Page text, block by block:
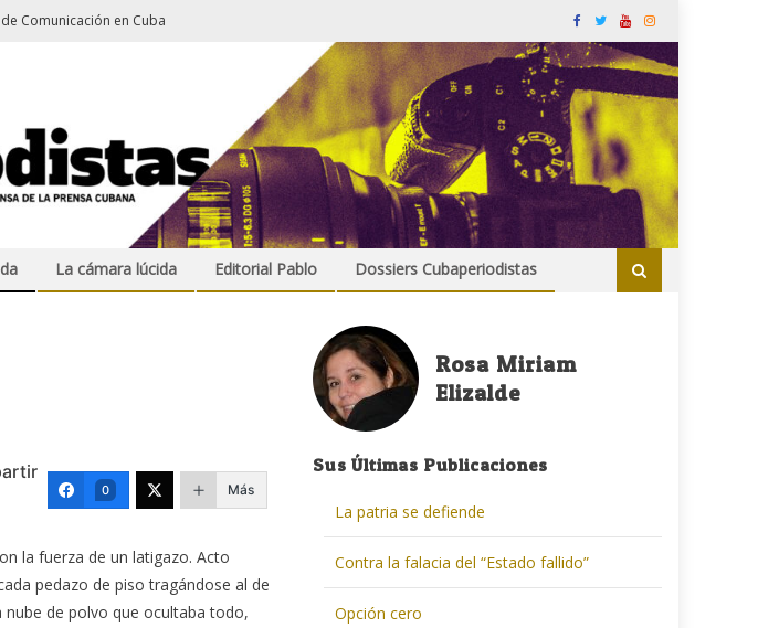
Comunicación en Cuba
La cámara lúcida Editorial Pablo Dossiers Cubaperiodistas
0 Más
la fuerza de un latigazo. Acto
pedazo de piso tragándose al de
de polvo que ocultaba todo,
Rosa Miriam
Elizalde
Sus Últimas Publicaciones
La patria se defiende
Contra la falacia del “Estado fallido”
Opción cero